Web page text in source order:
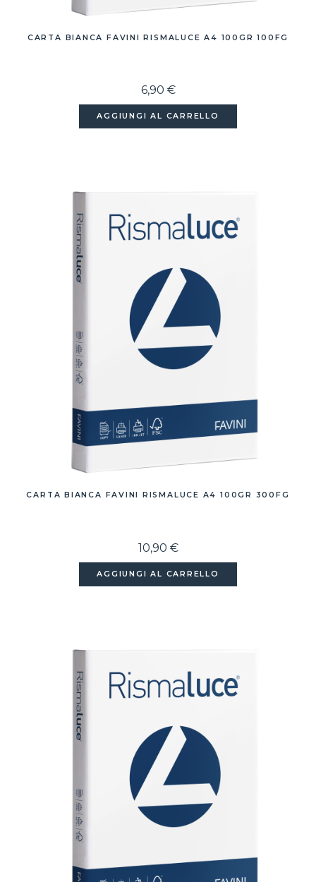
CARTA BIANCA FAVINI RISMALUCE A4 100GR 100FG
6,90 €
AGGIUNGI AL CARRELLO
CARTA BIANCA FAVINI RISMALUCE A4 100GR 300FG
10,90 €
AGGIUNGI AL CARRELLO